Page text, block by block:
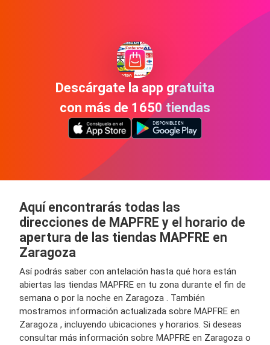
Descárgate la app gratuita
con más de 1650 tiendas
Aquí encontrarás todas las
direcciones de MAPFRE y el horario de
apertura de las tiendas MAPFRE en
Zaragoza
Así podrás saber con antelación hasta qué hora están
abiertas las tiendas MAPFRE en tu zona durante el fin de
semana o por la noche en Zaragoza . También
mostramos información actualizada sobre MAPFRE en
Zaragoza , incluyendo ubicaciones y horarios. Si deseas
consultar más información sobre MAPFRE en Zaragoza o